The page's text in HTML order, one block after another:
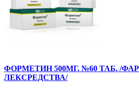
ФОРМЕТИН 500МГ. №60 ТАБ. /
ЛЕКСРЕДСТВА/